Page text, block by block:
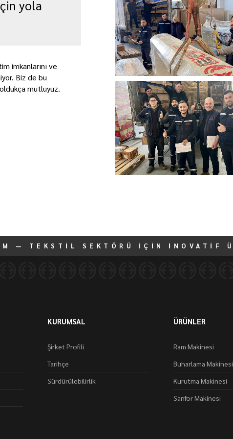
yola
imkanlarını ve
Biz de bu
mutluyuz.
— TEKSTİL SEKTÖRÜ İÇİN
KURUMSAL
Şirket Profili
Tarihçe
Sürdürülebilirlik
ÜRÜNLER
Ram Makinesi
Buharlama Makinesi
Kurutma Makinesi
Sanfor Makinesi